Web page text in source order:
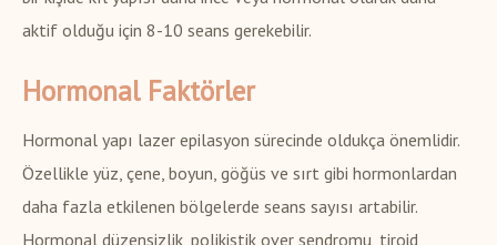
aktif olduğu için 8-10 seans gerekebilir.
Hormonal Faktörler
Hormonal yapı lazer epilasyon sürecinde oldukça önemlidir.
Özellikle yüz, çene, boyun, göğüs ve sırt gibi hormonlardan
daha fazla etkilenen bölgelerde seans sayısı artabilir.
Hormonal düzensizlik, polikistik over sendromu, tiroid